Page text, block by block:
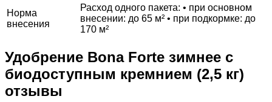
Норма
внесения
Расход одного пакета: • при основном
внесении: до 65 м² • при подкормке: до
170 м²
Удобрение Bona Forte зимнее с
биодоступным кремнием (2,5 кг)
отзывы